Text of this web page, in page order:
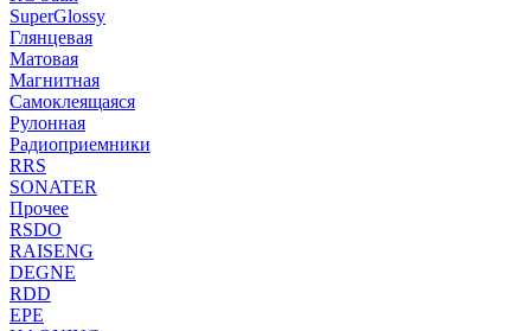
SuperGlossy
Глянцевая
Матовая
Магнитная
Самоклеящаяся
Рулонная
Радиоприемники
RRS
SONATER
Прочее
RSDO
RAISENG
DEGNE
RDD
EPE